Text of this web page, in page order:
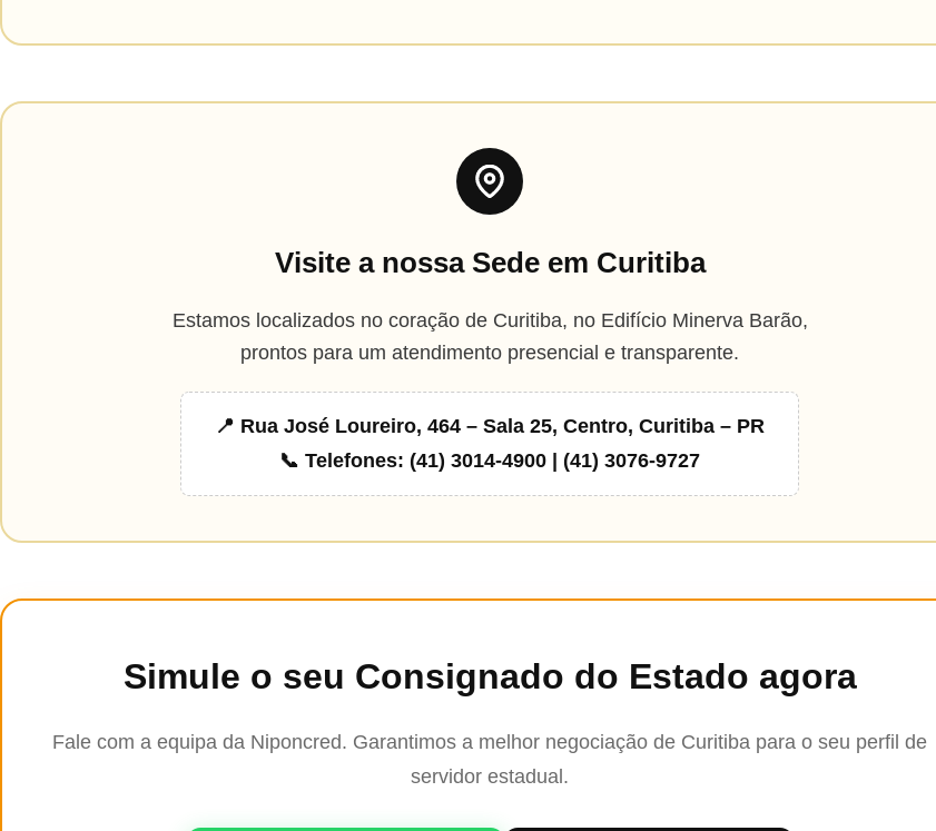
Visite a nossa Sede em Curitiba
Estamos localizados no coração de Curitiba, no Edifício Minerva Barão,
prontos para um atendimento presencial e transparente.
📍 Rua José Loureiro, 464 – Sala 25, Centro, Curitiba – PR
📞 Telefones: (41) 3014-4900 | (41) 3076-9727
Simule o seu Consignado do Estado agora
Fale com a equipa da Niponcred. Garantimos a melhor negociação de Curitiba para o seu perfil de
servidor estadual.